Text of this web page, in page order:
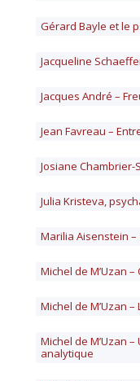
Gérard Bayle et le
Jacqueline
Jacques André –
Jean Favreau –
Josiane
Julia Kristeva,
Marilia Aisenstein –
Michel de M’Uzan
Michel de M’Uzan –
Michel de M’Uzan
analytique